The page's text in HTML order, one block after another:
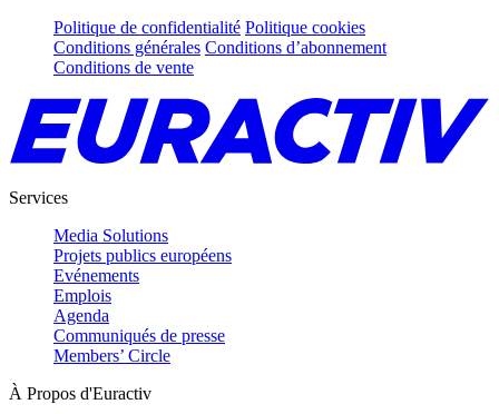
Politique de confidentialité Politique cookies
Conditions générales Conditions d’abonnement
Conditions de vente
Services
Media Solutions
Projets publics européens
Evénements
Emplois
Agenda
Communiqués de presse
Members’ Circle
À Propos d'Euractiv